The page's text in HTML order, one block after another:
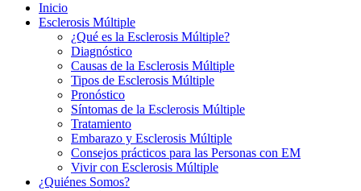
Inicio
Esclerosis Múltiple
¿Qué es la Esclerosis Múltiple?
Diagnóstico
Causas de la Esclerosis Múltiple
Tipos de Esclerosis Múltiple
Pronóstico
Síntomas de la Esclerosis Múltiple
Tratamiento
Embarazo y Esclerosis Múltiple
Consejos prácticos para las Personas con EM
Vivir con Esclerosis Múltiple
¿Quiénes Somos?